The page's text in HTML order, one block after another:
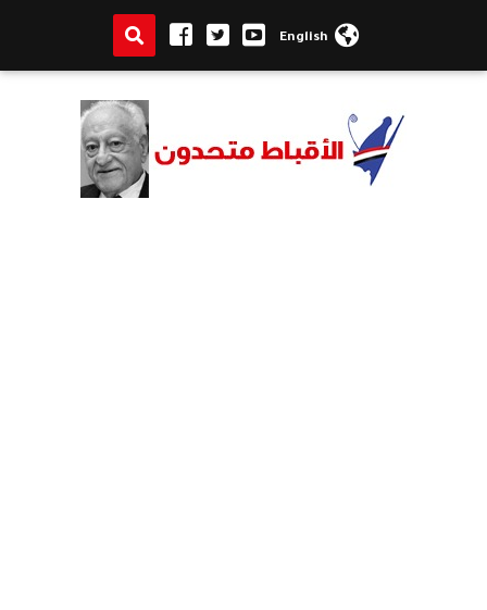
English